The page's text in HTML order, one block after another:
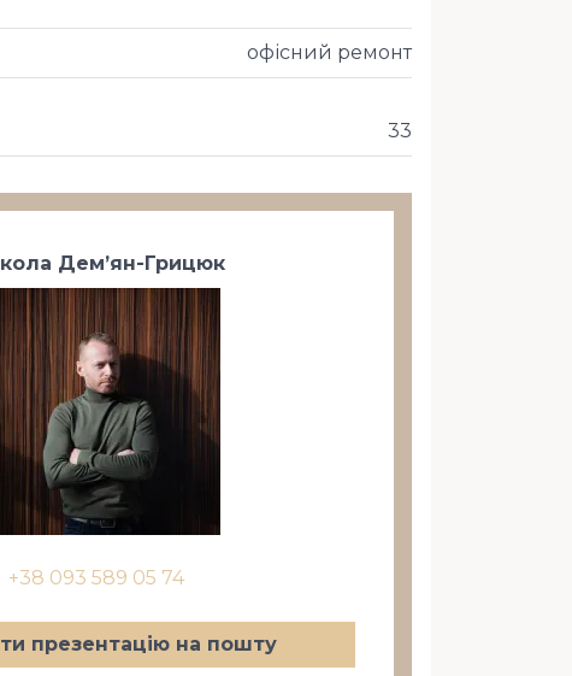
офісний ремонт
33
Дем’ян-Грицюк
+38 093 589 05 74
презентацію на пошту